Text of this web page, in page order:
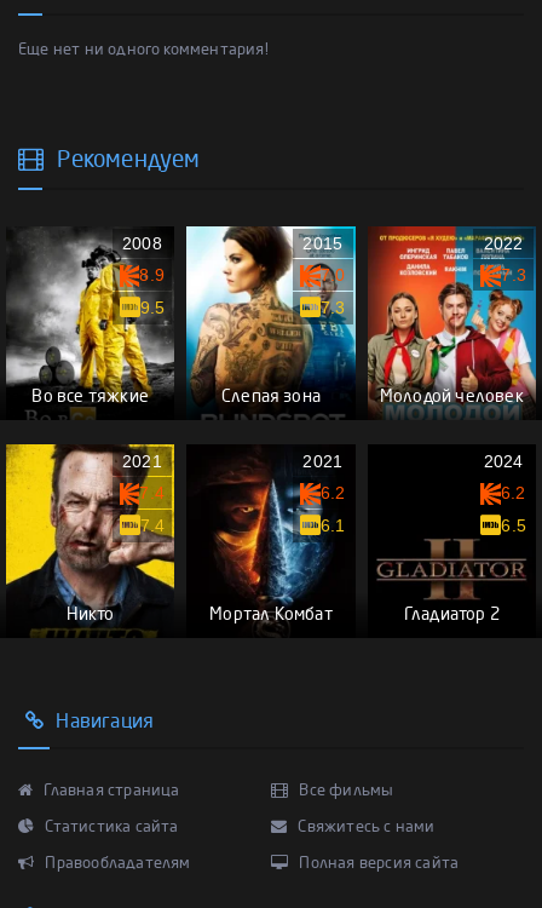
Еще нет ни одного комментария!
Рекомендуем
Во все тяжкие
2008
8.9
9.5
Слепая зона
2015
7.0
7.3
Молодой человек
2022
7.3
Никто
2021
7.4
7.4
Мортал Комбат
2021
6.2
6.1
Гладиатор 2
2024
6.2
6.5
Навигация
Главная страница Все фильмы
Статистика сайта Свяжитесь с нами
Правообладателям Полная версия сайта